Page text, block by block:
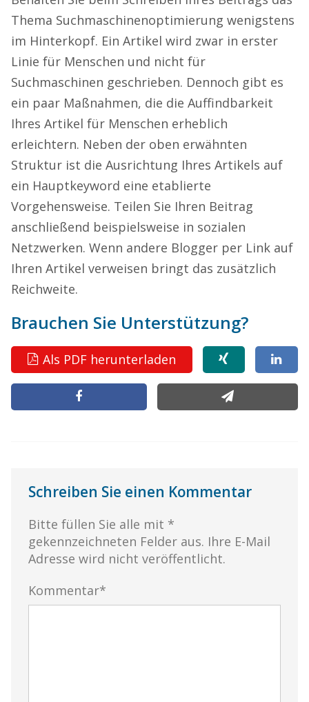
Thema Suchmaschinenoptimierung wenigstens
im Hinterkopf. Ein Artikel wird zwar in erster
Linie für Menschen und nicht für
Suchmaschinen geschrieben. Dennoch gibt es
ein paar Maßnahmen, die die Auffindbarkeit
Ihres Artikel für Menschen erheblich
erleichtern. Neben der oben erwähnten
Struktur ist die Ausrichtung Ihres Artikels auf
ein Hauptkeyword eine etablierte
Vorgehensweise. Teilen Sie Ihren Beitrag
anschließend beispielsweise in sozialen
Netzwerken. Wenn andere Blogger per Link auf
Ihren Artikel verweisen bringt das zusätzlich
Reichweite.
Brauchen Sie Unterstützung?
Als PDF herunterladen
Schreiben Sie einen Kommentar
Bitte füllen Sie alle mit *
gekennzeichneten Felder aus. Ihre E-Mail
Adresse wird nicht veröffentlicht.
Kommentar*